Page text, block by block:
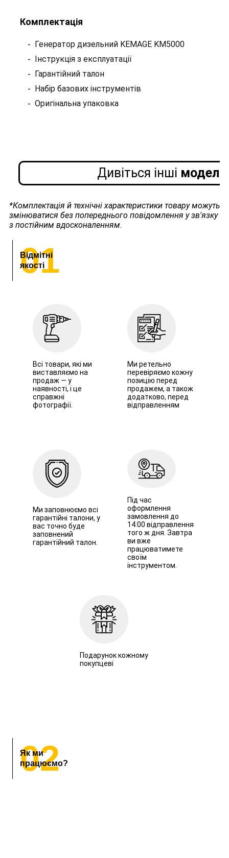
Комплектація
Генератор дизельний KEMAGE KM5000
Інструкція з експлуатації
Гарантійний талон
Набір базових інструментів
Оригінальна упаковка
Дивіться інші моделі
*Комплектація й технічні характеристики товару можуть
змінюватися без попереднього повідомлення у зв'язку
з постійним вдосконаленням.
01
Відмітні
якості
Всі товари, які ми
виставляємо на
продаж — у
наявності, і це
справжні
фотографії.
Ми ретельно
перевіряємо кожну
позицію перед
продажем, а також
додатково, перед
відправленням
Ми заповнюємо всі
гарантійні талони, у
вас точно буде
заповнений
гарантійний талон.
Під час
оформлення
замовлення до
14:00 відправлення
того ж дня. Завтра
ви вже
працюватимете
своїм
інструментом.
Подарунок кожному
покупцеві
02
Як ми
працюємо?